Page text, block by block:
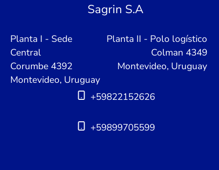
Sagrin S.A
Planta I - Sede
Central
Corumbe 4392
Montevideo, Uruguay
Planta II - Polo logístico
Colman 4349
Montevideo, Uruguay
+59822152626
+59899705599